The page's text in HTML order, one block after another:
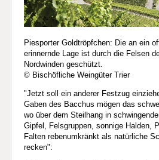
Piesporter Goldtröpfchen: Die an ein
erinnernde Lage ist durch die Felsen
Nordwinden geschützt.
© Bischöfliche Weingüter Trier
"Jetzt soll ein anderer Festzug
Gaben des Bacchus mögen das
wo über dem Steilhang in
Gipfel, Felsgruppen, sonnige Halden,
Falten rebenumkränkt als natürliche
recken":